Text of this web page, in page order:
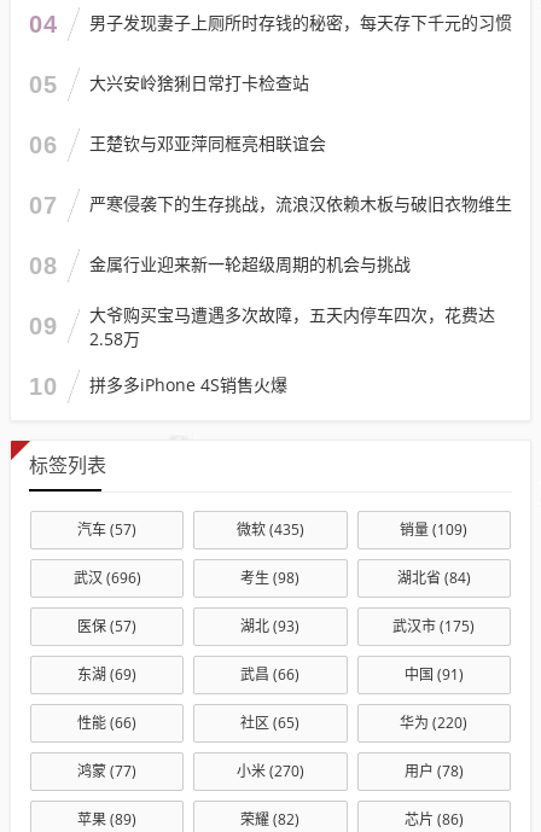
04 男子发现妻子上厕所时存钱的秘密，每天存下千元的习惯
05 大兴安岭猞猁日常打卡检查站
06 王楚钦与邓亚萍同框亮相联谊会
07 严寒侵袭下的生存挑战，流浪汉依赖木板与破旧衣物维生
08 金属行业迎来新一轮超级周期的机会与挑战
09
大爷购买宝马遭遇多次故障，五天内停车四次，花费达
2.58万
10 拼多多iPhone 4S销售火爆
标签列表
汽车(57) 微软(435) 销量(109)
武汉(696) 考生(98) 湖北省 (84)
医保(57) 湖北(93) 武汉市(175)
东湖 (69) 武昌 (66) 中国 (91)
性能(66) 社区(65) 华为 (220)
鸿蒙(77) 小米(270) 用户 (78)
苹果(89) 荣耀(82) 芯片 (86)